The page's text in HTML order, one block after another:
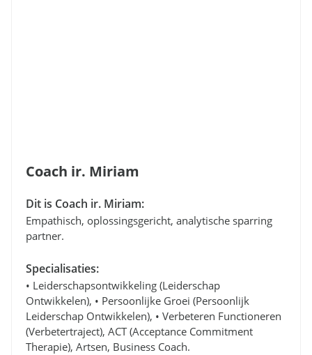
Coach ir. Miriam
Dit is Coach ir. Miriam:
Empathisch, oplossingsgericht, analytische sparring
partner.
Specialisaties:
• Leiderschapsontwikkeling (leiderschap
Ontwikkelen), • Persoonlijke Groei (persoonlijk
Leiderschap Ontwikkelen), • Verbeteren Functioneren
(verbetertraject), ACT (Acceptance Commitment
Therapie), Artsen, Business Coach.